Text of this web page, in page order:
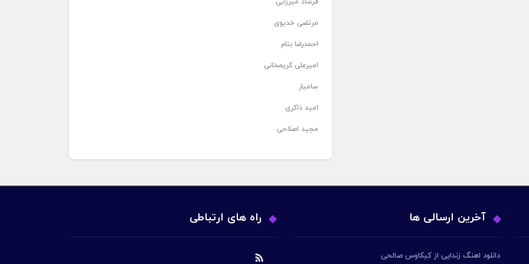
مرتضی خدیوی
احمدرضا بنام
امیرعلی کریمخانی
سامیار
امید ذاکری
مجید اصلاحی
آخرین ارسالی ها
دانلود اهنگ زندایی از کیکاوس صالحی
راه های ارتباطی